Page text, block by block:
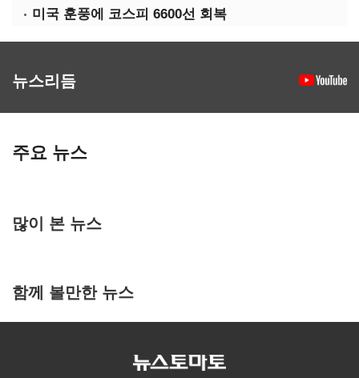
미국 훈풍에 코스피 6600선 회복
뉴스리듬
주요 뉴스
많이 본 뉴스
함께 볼만한 뉴스